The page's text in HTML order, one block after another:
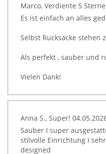
Marco, Verdiente 5
Es ist einfach an alles
Selbst Rucksäcke stehen
Als perfekt , sauber und
Vielen Dank!
Anna S., Super!
Sauber I super
stilvolle Einrichtung I
designed